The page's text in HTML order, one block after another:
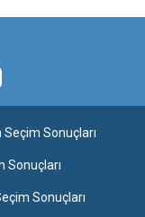
Seçim Sonuçları
Sonuçları
Sonuçları